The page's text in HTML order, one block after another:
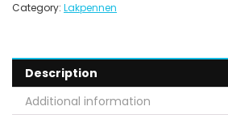
Category: Lakpennen
Description
Additional information